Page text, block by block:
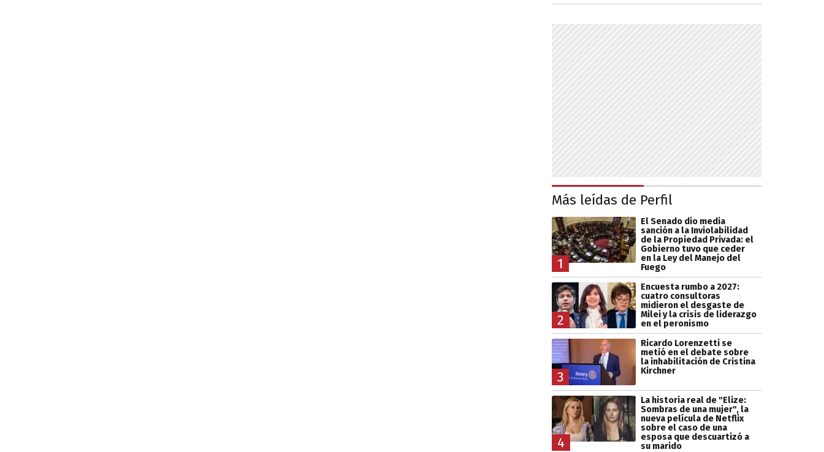
Más leídas de Perfil
1
El Senado dio media
sanción a la Inviolabilidad
de la Propiedad Privada: el
Gobierno tuvo que ceder
en la Ley del Manejo del
Fuego
2
Encuesta rumbo a 2027:
cuatro consultoras
midieron el desgaste de
Milei y la crisis de liderazgo
en el peronismo
3
Ricardo Lorenzetti se
metió en el debate sobre
la inhabilitación de Cristina
Kirchner
4
La historia real de "Elize:
Sombras de una mujer", la
nueva película de Netflix
sobre el caso de una
esposa que descuartizó a
su marido